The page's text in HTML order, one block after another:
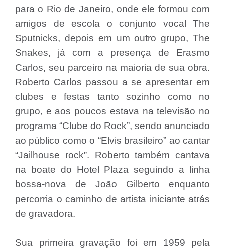
para o Rio de Janeiro, onde ele formou com
amigos de escola o conjunto vocal The
Sputnicks, depois em um outro grupo, The
Snakes, já com a presença de Erasmo
Carlos, seu parceiro na maioria de sua obra.
Roberto Carlos passou a se apresentar em
clubes e festas tanto sozinho como no
grupo, e aos poucos estava na televisão no
programa “Clube do Rock”, sendo anunciado
ao público como o “Elvis brasileiro” ao cantar
“Jailhouse rock”. Roberto também cantava
na boate do Hotel Plaza seguindo a linha
bossa-nova de João Gilberto enquanto
percorria o caminho de artista iniciante atrás
de gravadora.
Sua primeira gravação foi em 1959 pela